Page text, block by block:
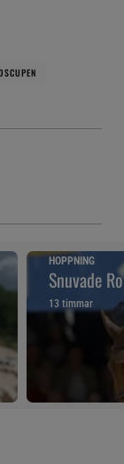
HOPPNING
Snuvade
13 timmar